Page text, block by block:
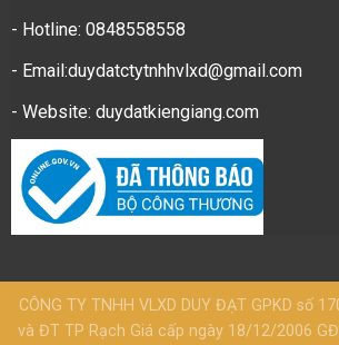
- Hotline: 0848558558
- Email:duydatctytnhhvlxd@gmail.com
- Website: duydatkiengiang.com
CÔNG TY TNHH VLXD DUY ĐẠT GPKD số
và ĐT TP Rạch Giá cấp ngày 18/12/2006